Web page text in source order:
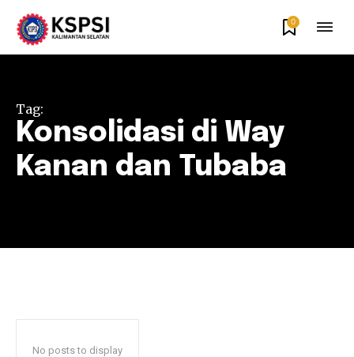
0
Tag:
Konsolidasi di Way
Kanan dan Tubaba
No posts to display